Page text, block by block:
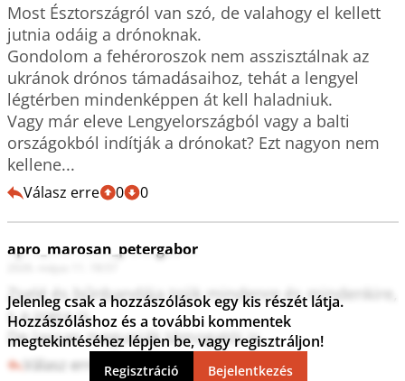
Most Észtországról van szó, de valahogy el kellett
jutnia odáig a drónoknak.
Gondolom a fehéroroszok nem asszisztálnak az
ukránok drónos támadásaihoz, tehát a lengyel
légtérben mindenképpen át kell haladniuk.
Vagy már eleve Lengyelországból vagy a balti
országokból indítják a drónokat? Ezt nagyon nem
kellene...
Válasz erre 0 0
apro_marosan_petergabor
Zselé és bűnbandája tojik mindenre és mindenkire,
s a jogra is.
De lassan megunják támogatói is...
Válasz erre 1 0
Jelenleg csak a hozzászólások egy kis részét látja.
Hozzászóláshoz és a további kommentek
megtekintéséhez lépjen be, vagy regisztráljon!
Regisztráció Bejelentkezés